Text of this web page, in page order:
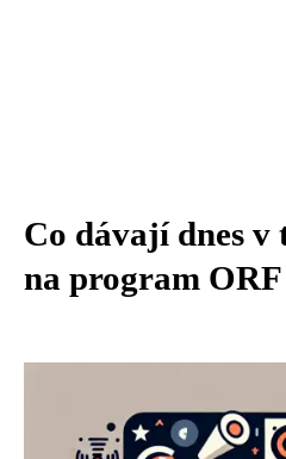
Co dávají dnes v
na program